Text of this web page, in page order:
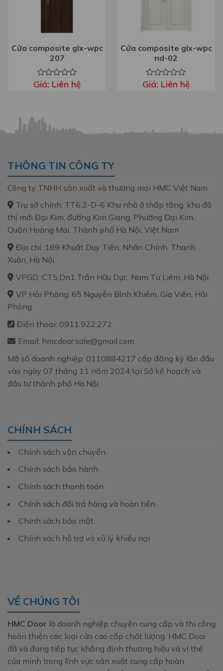
Cửa composite glx-wpc
207
Được
sao
Giá: Liên hệ
Cửa composite glx-wpc
nd-02
Được
Giá: Liên hệ
THÔNG TIN CÔNG TY
Công ty TNHH sản xuất và thương mại HMC Việt Nam
Trụ sở chính: TT6.2-D-6 Khu nhà ở thấp tầng, khu đô
thị mới Đại Kim, đường Kim Giang, Phường Đại Kim,
Quận Hoàng Mai, Thành phố Hà Nội, Việt Nam
Địa chỉ: 169 Khuất Duy Tiến, Nhân Chính, Thanh
Xuân, Hà Nội
VPGD: CT5,Dn1 Trần Hữu Dực, Nam Từ Liêm, Hà Nội
VP Hải Phòng: 65 Nguyễn Bỉnh Khiêm, Gia Viên, Hải
Phòng
Điện thoại: 0911.922.272
Email: hmcdoor.sale@gmail.com
Mã số doanh nghiệp: 0110884217 cấp đăng ký lần đầu
vào ngày 07 tháng 11 năm 2024 tại Sở kế hoạch và
đầu tư thành phố Hà Nội
CHÍNH SÁCH
Chính sách vận chuyển
Chính sách bảo hành
Chính sách thanh toán
Chính sách đổi trả hàng và hoàn tiền
Chính sách bảo mật
Chính sách hỗ trợ và xử lý khiếu nại
VỀ CHÚNG TÔI
HMC Door là doanh nghiệp chuyên cung cấp và thi công
hoàn thiện các loại cửa cao cấp chất lượng. HMC Door
đã và đang tiếp tục khẳng định thương hiệu và vị thế
của mình trong lĩnh vực sản xuất cung cấp hoàn